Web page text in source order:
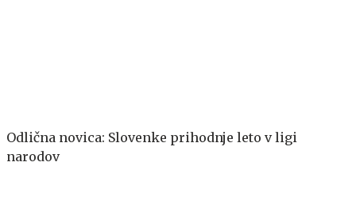
Odlična novica: Slovenke prihodnje leto v ligi
narodov